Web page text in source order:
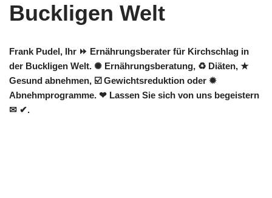
Buckligen Welt
Frank Pudel, Ihr ⏩ Ernährungsberater für Kirchschlag in
der Buckligen Welt. ✺ Ernährungsberatung, ♻ Diäten, ★
Gesund abnehmen, ☑️ Gewichtsreduktion oder ✹
Abnehmprogramme. ❤ Lassen Sie sich von uns begeistern
✉ ✔.